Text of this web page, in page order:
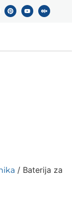
/ Baterija za